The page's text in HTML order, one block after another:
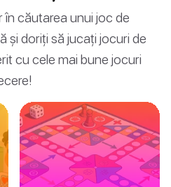
căutarea unui joc de
și doriți să jucați jocuri de
cu cele mai bune jocuri